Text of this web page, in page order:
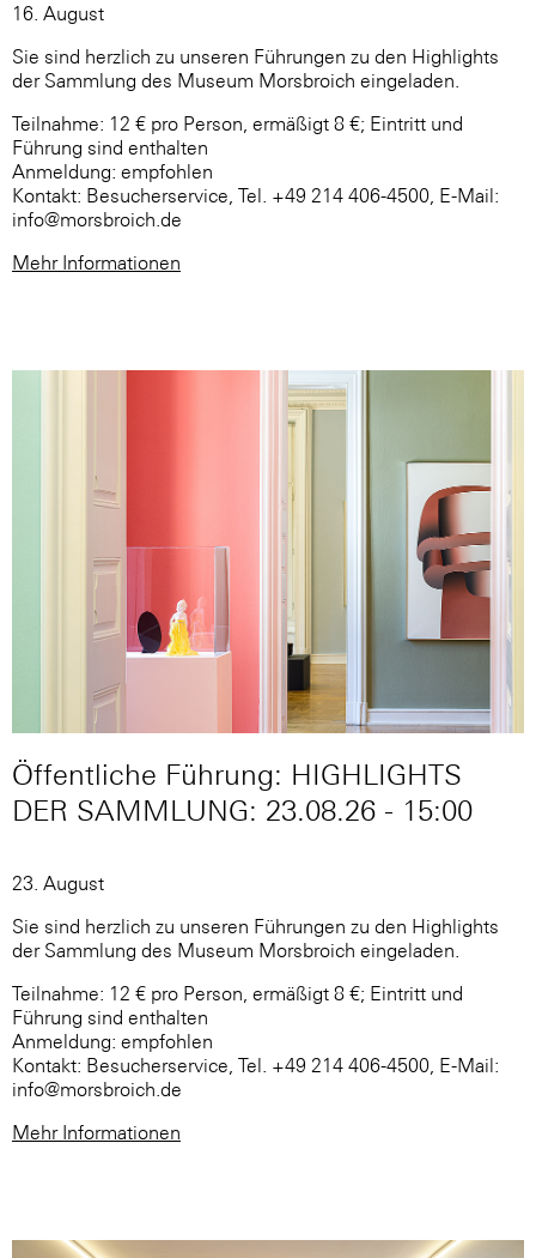
16. August
Sie sind herzlich zu unseren Führungen zu den Highlights
der Sammlung des Museum Morsbroich eingeladen.
Teilnahme: 12 € pro Person, ermäßigt 8 €; Eintritt und
Führung sind enthalten
Anmeldung: empfohlen
Kontakt: Besucherservice, Tel. +49 214 406-4500, E-Mail:
info@morsbroich.de
Mehr Informationen
Öffentliche Führung: HIGHLIGHTS
DER SAMMLUNG: 23.08.26 - 15:00
23. August
Sie sind herzlich zu unseren Führungen zu den Highlights
der Sammlung des Museum Morsbroich eingeladen.
Teilnahme: 12 € pro Person, ermäßigt 8 €; Eintritt und
Führung sind enthalten
Anmeldung: empfohlen
Kontakt: Besucherservice, Tel. +49 214 406-4500, E-Mail:
info@morsbroich.de
Mehr Informationen